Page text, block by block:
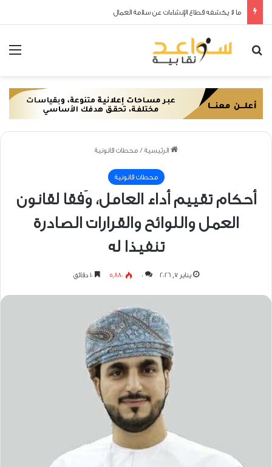
ما لا يكشفه قطاع الإنشاءات عن سلامة العمال
بحث عن
الرئيسية / محطات قانونية
محطات قانونية
أحكام تقييم أداء العامل، وَفقا لقانون
العمل واللوائح والقرارات الصادرة
تنفيذا له
يناير 7, 2026 0 5٬880